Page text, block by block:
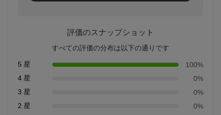
評価のスナップショット
すべての評価の分布は以下の通りです
5 星
100%
4 星
0%
3 星
0%
2 星
0%